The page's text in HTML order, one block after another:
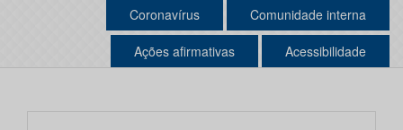
Coronavírus Comunidade interna
Ações afirmativas Acessibilidade